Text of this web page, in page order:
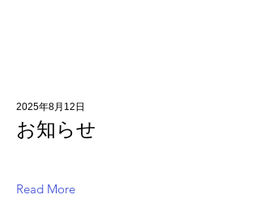
2025年8月12日
お知らせ
Read More